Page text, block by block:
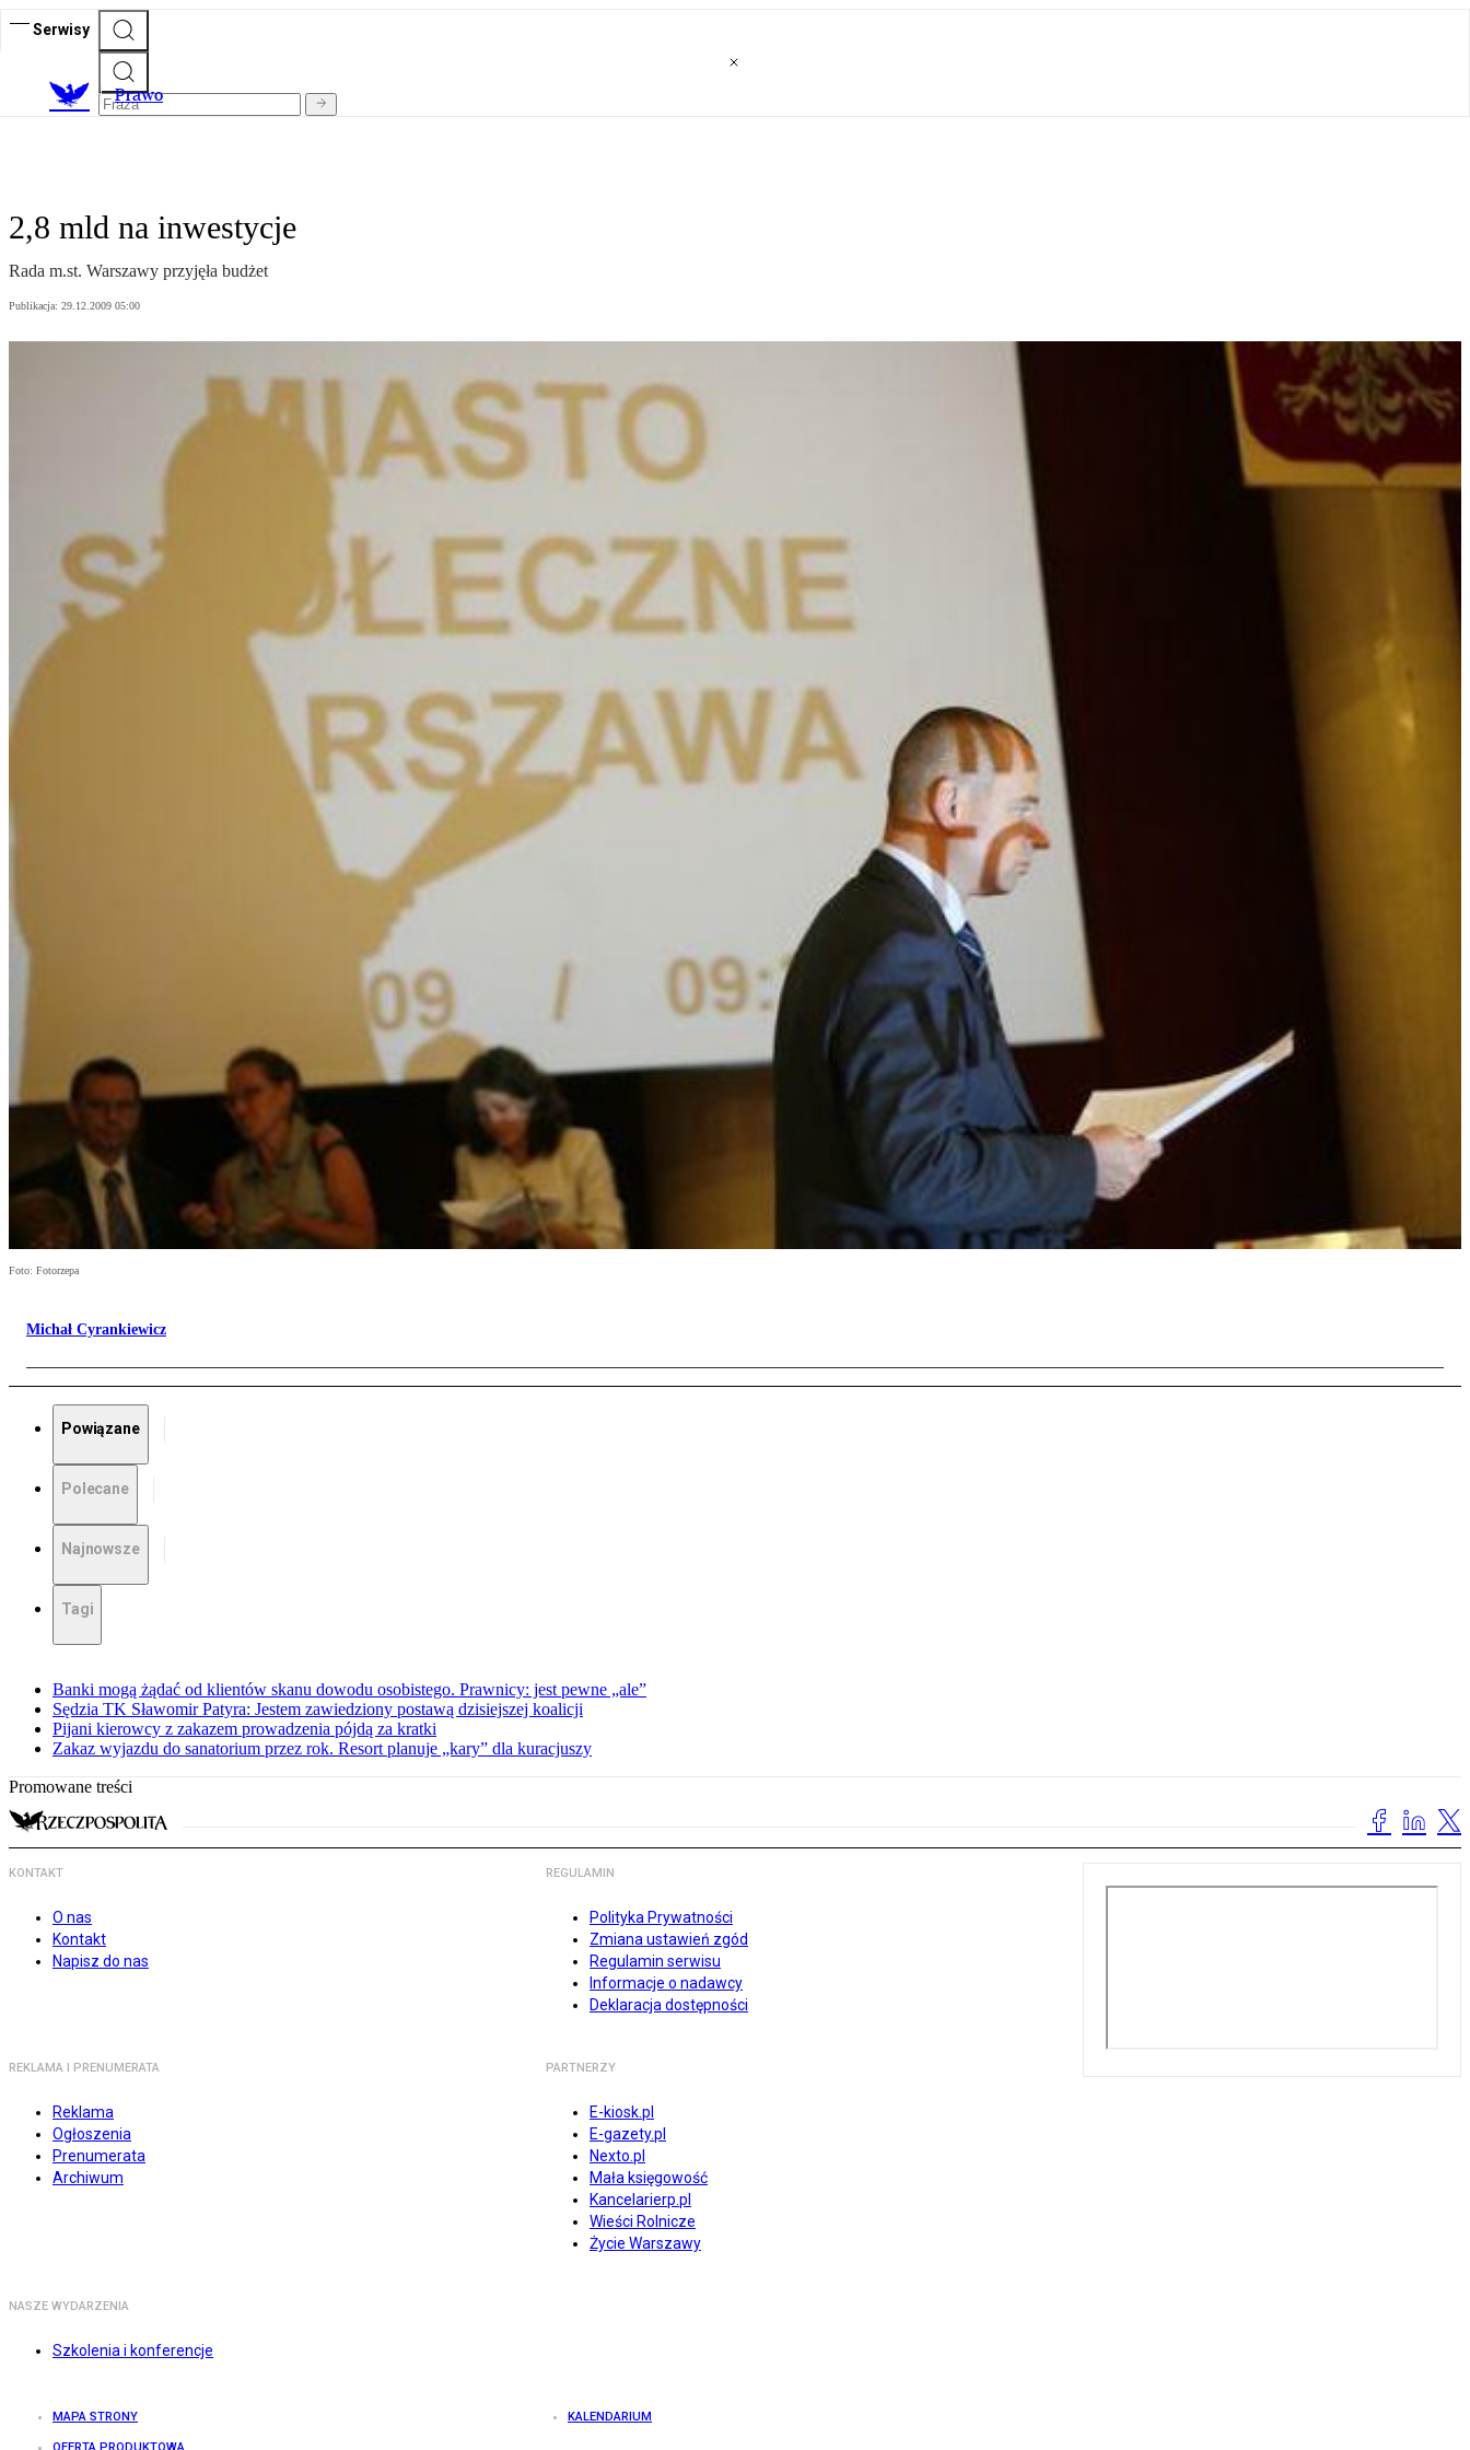
Serwisy
Prawo
2,8 mld na inwestycje
Rada m.st. Warszawy przyjęła budżet
Publikacja: 29.12.2009 05:00
Foto: Fotorzepa
Michał Cyrankiewicz
Powiązane
Polecane
Najnowsze
Tagi
Banki mogą żądać od klientów skanu dowodu osobistego. Prawnicy: jest pewne „ale”
Sędzia TK Sławomir Patyra: Jestem zawiedziony postawą dzisiejszej koalicji
Pijani kierowcy z zakazem prowadzenia pójdą za kratki
Zakaz wyjazdu do sanatorium przez rok. Resort planuje „kary” dla kuracjuszy
Promowane treści
KONTAKT
O nas
Kontakt
Napisz do nas
REGULAMIN
Polityka Prywatności
Zmiana ustawień zgód
Regulamin serwisu
Informacje o nadawcy
Deklaracja dostępności
REKLAMA I PRENUMERATA
Reklama
Ogłoszenia
Prenumerata
Archiwum
PARTNERZY
E-kiosk.pl
E-gazety.pl
Nexto.pl
Mała księgowość
Kancelarierp.pl
Wieści Rolnicze
Życie Warszawy
NASZE WYDARZENIA
Szkolenia i konferencje
MAPA STRONY KALENDARIUM